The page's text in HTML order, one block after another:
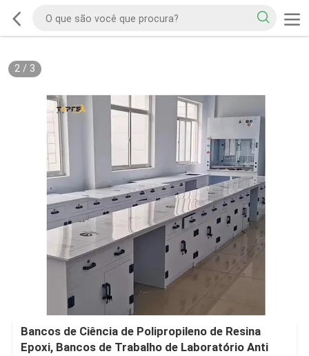
2/ 3
Bancos de Ciência de Polipropileno de Resina
Epoxi, Bancos de Trabalho de Laboratório Anti